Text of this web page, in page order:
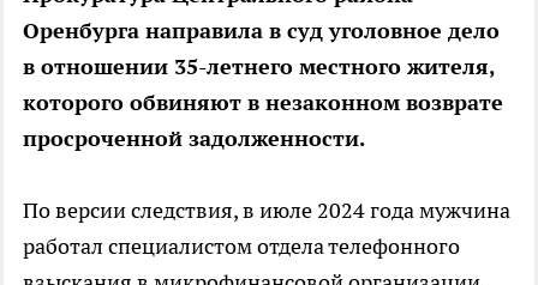
Оренбурга направила в суд уголовное дело
в отношении 35-летнего местного жителя,
которого обвиняют в незаконном возврате
просроченной задолженности.
По версии следствия, в июле 2024 года мужчина
работал специалистом отдела телефонного